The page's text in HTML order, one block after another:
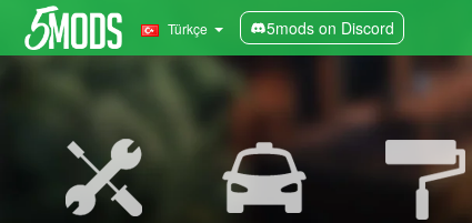
Türkçe 5mods on Discord